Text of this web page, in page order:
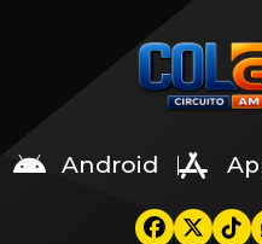
Android